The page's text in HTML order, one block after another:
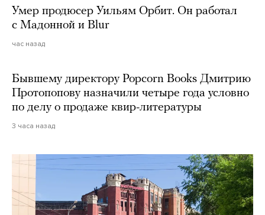
Умер продюсер Уильям Орбит. Он работал
с Мадонной и Blur
час назад
Бывшему директору Popcorn Books Дмитрию
Протопопову назначили четыре года условно
по делу о продаже квир-литературы
3 часа назад